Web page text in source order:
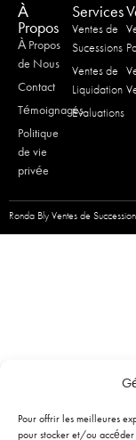
Pour offrir les meilleures
pour stocker et/ou accéder
À
Propos
À Propos
de Nous
Contact
Témoignages
Politique
de vie
privée
Services
Ventes de
Sucessions
Ventes de
Liquidation
Évaluations
Ronda Bly Ventes de